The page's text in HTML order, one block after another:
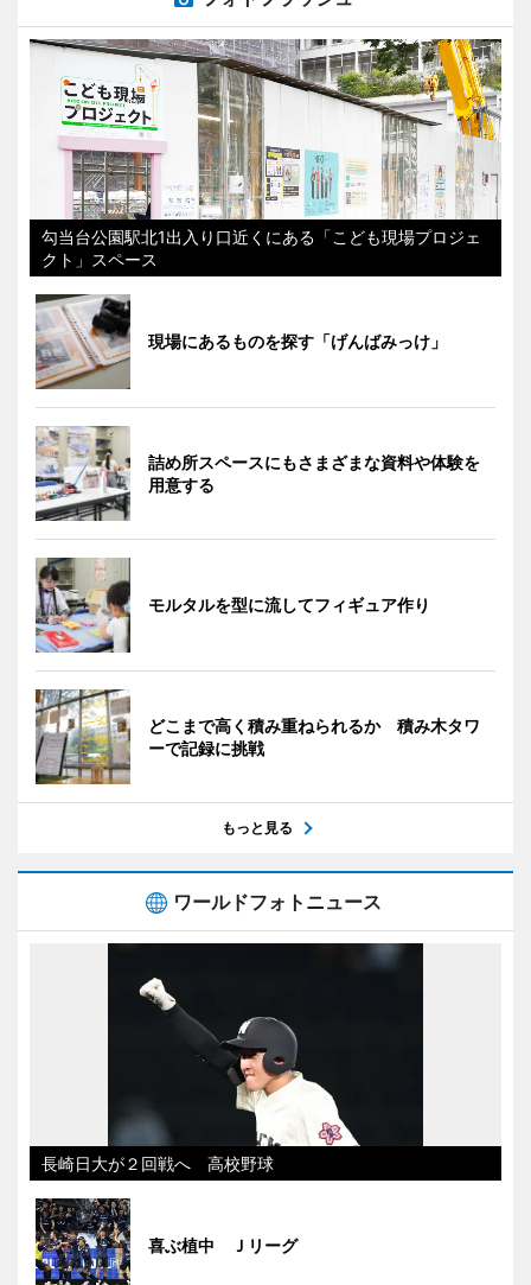
勾当台公園駅北1出入り口近くにある「こども現場プロジェ
クト」スペース
現場にあるものを探す「げんばみっけ」
詰め所スペースにもさまざまな資料や体験を
用意する
モルタルを型に流してフィギュア作り
どこまで高く積み重ねられるか 積み木タワ
ーで記録に挑戦
もっと見る
ワールドフォトニュース
長崎日大が２回戦へ 高校野球
喜ぶ植中 Ｊリーグ